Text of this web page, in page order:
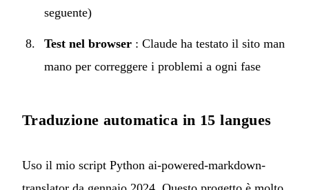
seguente)
Test nel browser : Claude ha testato il sito man
mano per correggere i problemi a ogni fase
Traduzione automatica in 15 langues
Uso il mio script Python ai-powered-markdown-